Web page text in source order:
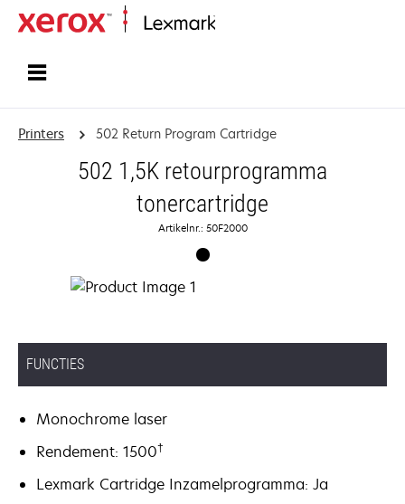
Printers 502 Return Program Cartridge
502 1,5K retourprogramma
tonercartridge
Artikelnr.: 50F2000
FUNCTIES
Monochrome laser
Rendement: 1500†
Lexmark Cartridge Inzamelprogramma: Ja